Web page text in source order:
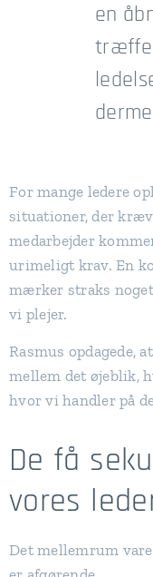
en
træffe
For mange ledere
situationer, der
medarbejder
urimeligt krav. En
mærker straks
vi plejer.
Rasmus opdagede,
mellem det øjeblik,
hvor vi handler på
De få
vores
Det mellemrum